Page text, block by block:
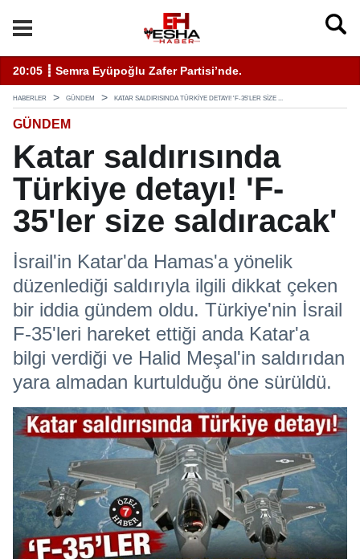
Hizmet İçin Bilinmesi Gerekenler
20:05 ┋ Semra Eyüpoğlu Zafer Partisi’nde.
HABERLER GÜNDEM KATAR SALDIRISINDA TÜRKIYE DETAYI! 'F-35'LER SIZE ...
GÜNDEM
Katar saldırısında
Türkiye detayı! 'F-
35'ler size saldıracak'
İsrail'in Katar'da Hamas'a yönelik
düzenlediği saldırıyla ilgili dikkat çeken
bir iddia gündem oldu. Türkiye'nin İsrail
F-35'leri hareket ettiği anda Katar'a
bilgi verdiği ve Halid Meşal'in saldırıdan
yara almadan kurtulduğu öne sürüldü.